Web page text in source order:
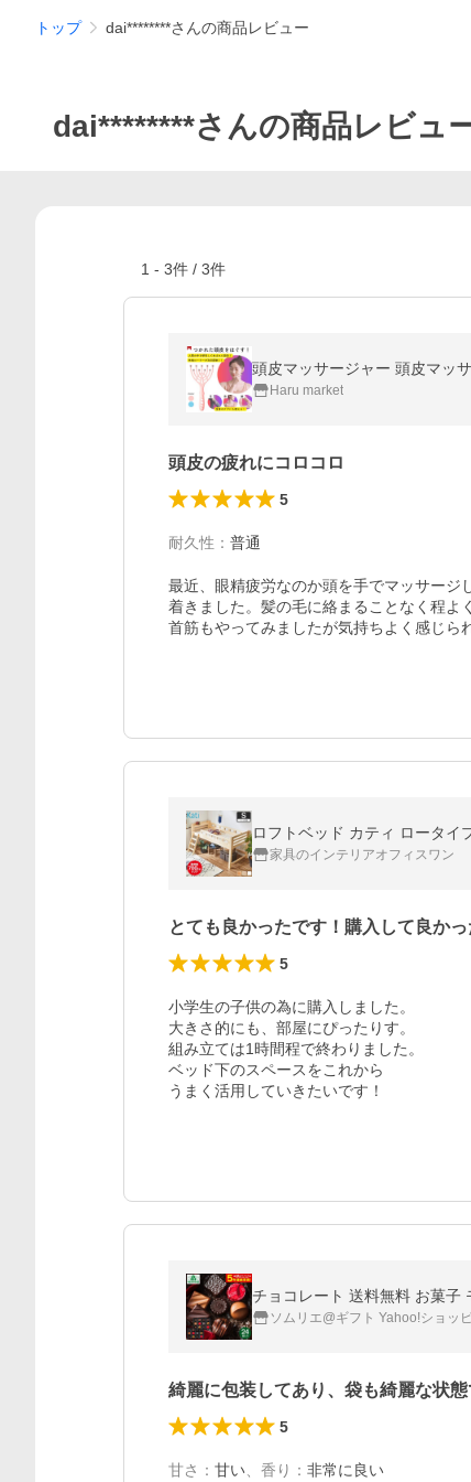
トップ dai********さんの商品レビュー
dai********さんの商品レビュ
1 - 3件 / 3件
頭皮マッサージャー 頭皮マッ
Haru market
頭皮の疲れにコロコロ
5
耐久性 ： 普通
最近、眼精疲労なのか頭を手でマッサージ
着きました。髪の毛に絡まることなく程よ
首筋もやってみましたが気持ちよく感じら
ロフトベッド カティ ロータイ
家具のインテリアオフィスワン
とても良かったです！購入して良かっ
5
小学生の子供の為に購入しました。
大きさ的にも、部屋にぴったりす。
組み立ては1時間程で終わりました。
ベッド下のスペースをこれから
うまく活用していきたいです！
チョコレート 送料無料 お菓子
ソムリエ@ギフト Yahoo!ショッ
綺麗に包装してあり、袋も綺麗な状
5
甘さ ： 甘い 香り ： 非常に良い